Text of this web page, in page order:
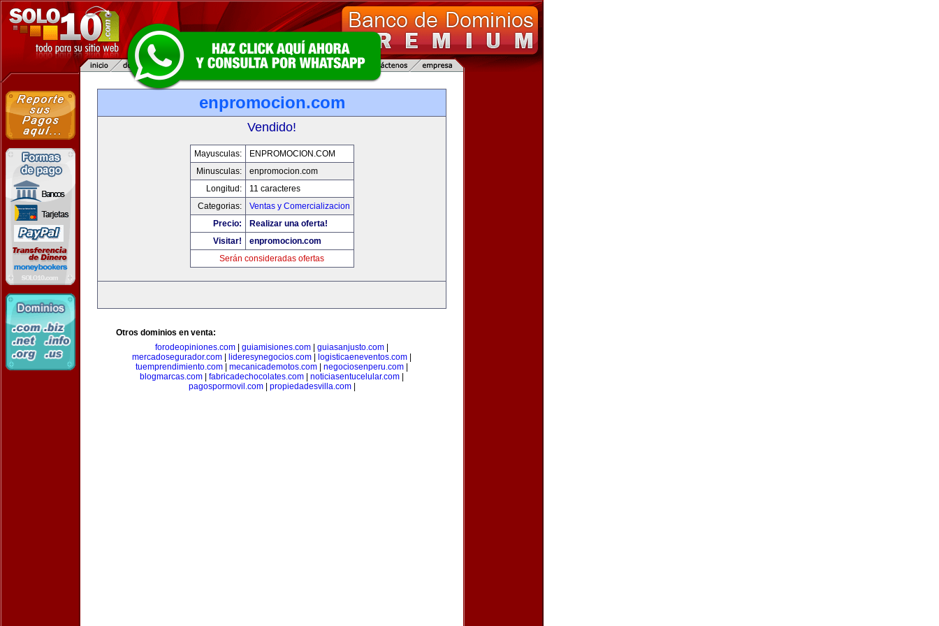
enpromocion.com
Vendido!
Mayusculas:
ENPROMOCION.COM
Minusculas:
enpromocion.com
Longitud:
11 caracteres
Categorias:
Ventas y Comercializacion
Precio:
Realizar una oferta!
Visitar!
enpromocion.com
Serán consideradas ofertas
Otros dominios en venta:
forodeopiniones.com
guiamisiones.com guiasanjusto.com
mercadosegurador.com
lideresynegocios.com logisticaeneventos.com
tuemprendimiento.com
mecanicademotos.com negociosenperu.com
blogmarcas.com
fabricadechocolates.com noticiasentucelular.com
pagospormovil.com| propiedadesvilla.com|